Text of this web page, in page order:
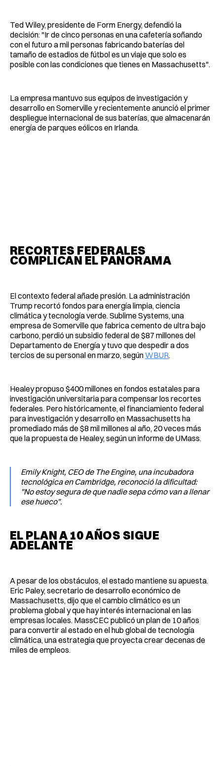
Ted Wiley, presidente de Form Energy, defendió la
decisión: "Ir de cinco personas en una cafetería soñando
con el futuro a mil personas fabricando baterías del
tamaño de estadios de fútbol es un viaje que solo es
posible con las condiciones que tienes en Massachusetts".
La empresa mantuvo sus equipos de investigación y
desarrollo en Somerville y recientemente anunció el primer
despliegue internacional de sus baterías, que almacenarán
energía de parques eólicos en Irlanda.
RECORTES FEDERALES
COMPLICAN EL PANORAMA
El contexto federal añade presión. La administración
Trump recortó fondos para energía limpia, ciencia
climática y tecnología verde. Sublime Systems, una
empresa de Somerville que fabrica cemento de ultra bajo
carbono, perdió un subsidio federal de $87 millones del
Departamento de Energía y tuvo que despedir a dos
tercios de su personal en marzo, segúnWBUR.
Healey propuso $400 millones en fondos estatales para
investigación universitaria para compensar los recortes
federales. Pero históricamente, el financiamiento federal
para investigación y desarrollo en Massachusetts ha
promediado más de $8 mil millones al año, 20 veces más
que la propuesta de Healey, según un informe de UMass.
Emily Knight, CEO de The Engine, una incubadora
tecnológica en Cambridge, reconoció la dificultad:
"No estoy segura de que nadie sepa cómo van a llenar
ese hueco".
EL PLAN A 10 AÑOS SIGUE
ADELANTE
A pesar de los obstáculos, el estado mantiene su apuesta.
Eric Paley, secretario de desarrollo económico de
Massachusetts, dijo que el cambio climático es un
problema global y que hay interés internacional en las
empresas locales. MassCEC publicó un plan de 10 años
para convertir al estado en el hub global de tecnología
climática, una estrategia que proyecta crear decenas de
miles de empleos.